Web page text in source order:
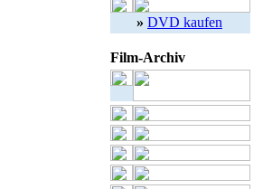
» DVD kaufen
Film-Archiv